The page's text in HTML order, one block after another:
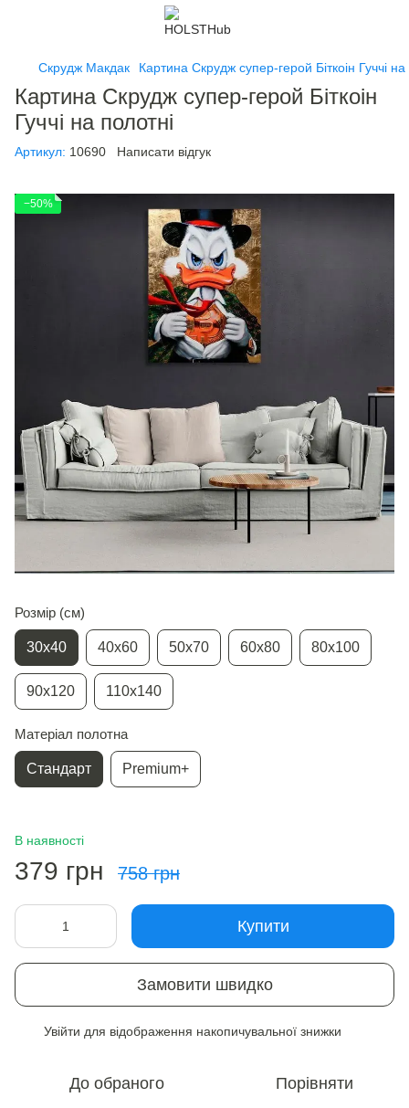
Скрудж Макдак Картина Скрудж супер-герой Біткоін Гуччі на
Картина Скрудж супер-герой Біткоін
Гуччі на полотні
Артикул: 10690 Написати відгук
−50%
Розмір (см)
30х40 40х60 50х70 60х80 80х100
90х120 110х140
Матеріал полотна
Стандарт Premium+
В наявності
379 грн 758 грн
Купити
Замовити швидко
Увійти для відображення накопичувальної знижки
До обраного Порівняти